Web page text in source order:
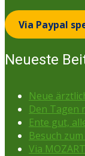
Via Paypal
Neueste
Neue
Den Tagen
Ente gut,
Besuch
Via